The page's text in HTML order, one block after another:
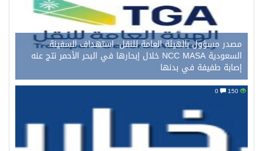
مسؤول بالهيئة العامة للنقل: استهداف السفينة
السعودية NCC MASA خلال إبحارها في البحر الأحمر نتج عنه
طفيفة في بدنها
0